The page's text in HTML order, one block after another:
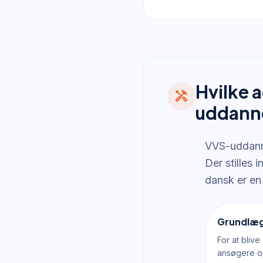
handyman Hvilke
VVS-
Der stilles
dansk er
For at
ansøgere